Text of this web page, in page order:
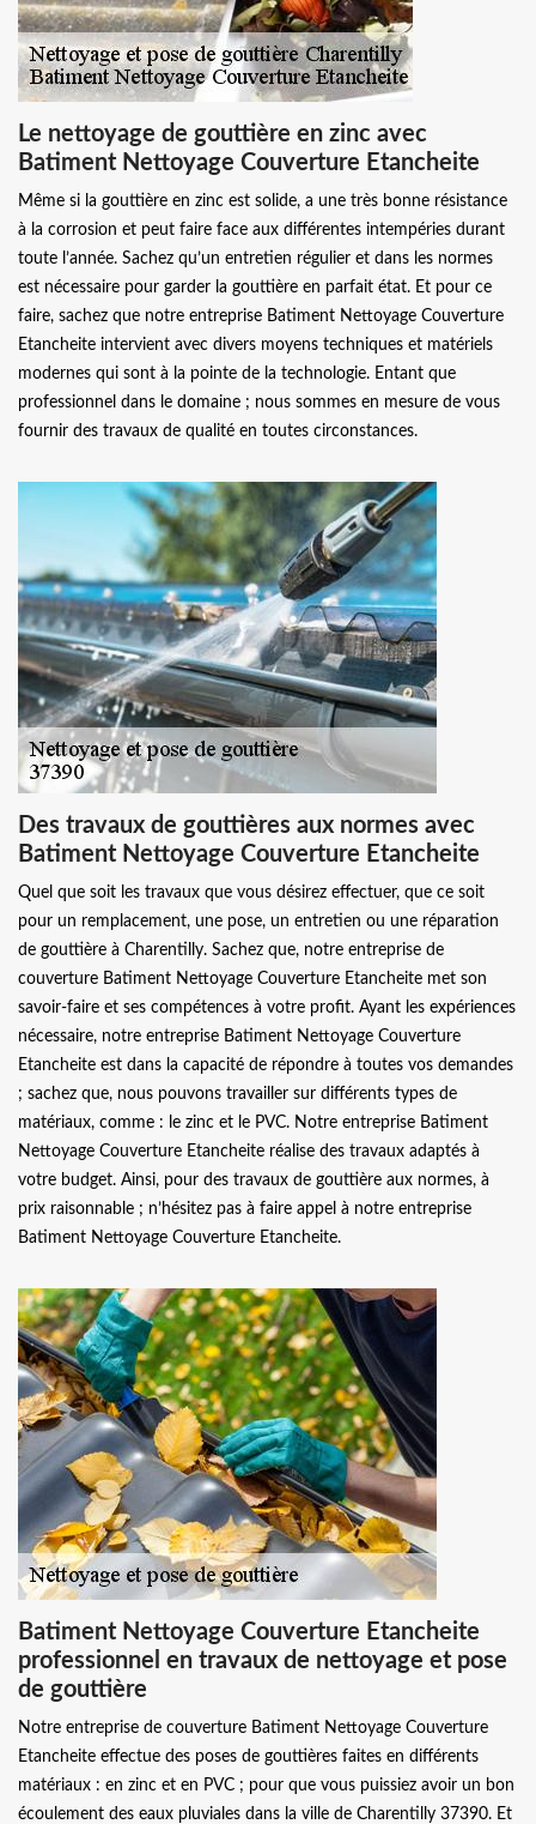
Le nettoyage de gouttière en zinc avec
Batiment Nettoyage Couverture Etancheite
Même si la gouttière en zinc est solide, a une très bonne résistance
à la corrosion et peut faire face aux différentes intempéries durant
toute l’année. Sachez qu’un entretien régulier et dans les normes
est nécessaire pour garder la gouttière en parfait état. Et pour ce
faire, sachez que notre entreprise Batiment Nettoyage Couverture
Etancheite intervient avec divers moyens techniques et matériels
modernes qui sont à la pointe de la technologie. Entant que
professionnel dans le domaine ; nous sommes en mesure de vous
fournir des travaux de qualité en toutes circonstances.
Des travaux de gouttières aux normes avec
Batiment Nettoyage Couverture Etancheite
Quel que soit les travaux que vous désirez effectuer, que ce soit
pour un remplacement, une pose, un entretien ou une réparation
de gouttière à Charentilly. Sachez que, notre entreprise de
couverture Batiment Nettoyage Couverture Etancheite met son
savoir-faire et ses compétences à votre profit. Ayant les expériences
nécessaire, notre entreprise Batiment Nettoyage Couverture
Etancheite est dans la capacité de répondre à toutes vos demandes
; sachez que, nous pouvons travailler sur différents types de
matériaux, comme : le zinc et le PVC. Notre entreprise Batiment
Nettoyage Couverture Etancheite réalise des travaux adaptés à
votre budget. Ainsi, pour des travaux de gouttière aux normes, à
prix raisonnable ; n’hésitez pas à faire appel à notre entreprise
Batiment Nettoyage Couverture Etancheite.
Batiment Nettoyage Couverture Etancheite
professionnel en travaux de nettoyage et pose
de gouttière
Notre entreprise de couverture Batiment Nettoyage Couverture
Etancheite effectue des poses de gouttières faites en différents
matériaux : en zinc et en PVC ; pour que vous puissiez avoir un bon
écoulement des eaux pluviales dans la ville de Charentilly 37390. Et